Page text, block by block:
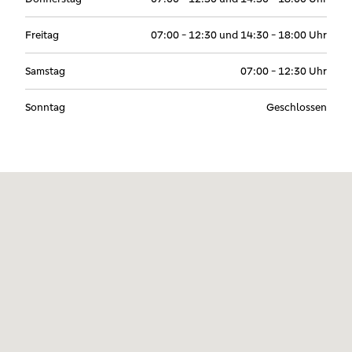
Freitag 07:00 - 12:30 und 14:30 - 18:00 Uhr
Samstag 07:00 - 12:30 Uhr
Sonntag Geschlossen